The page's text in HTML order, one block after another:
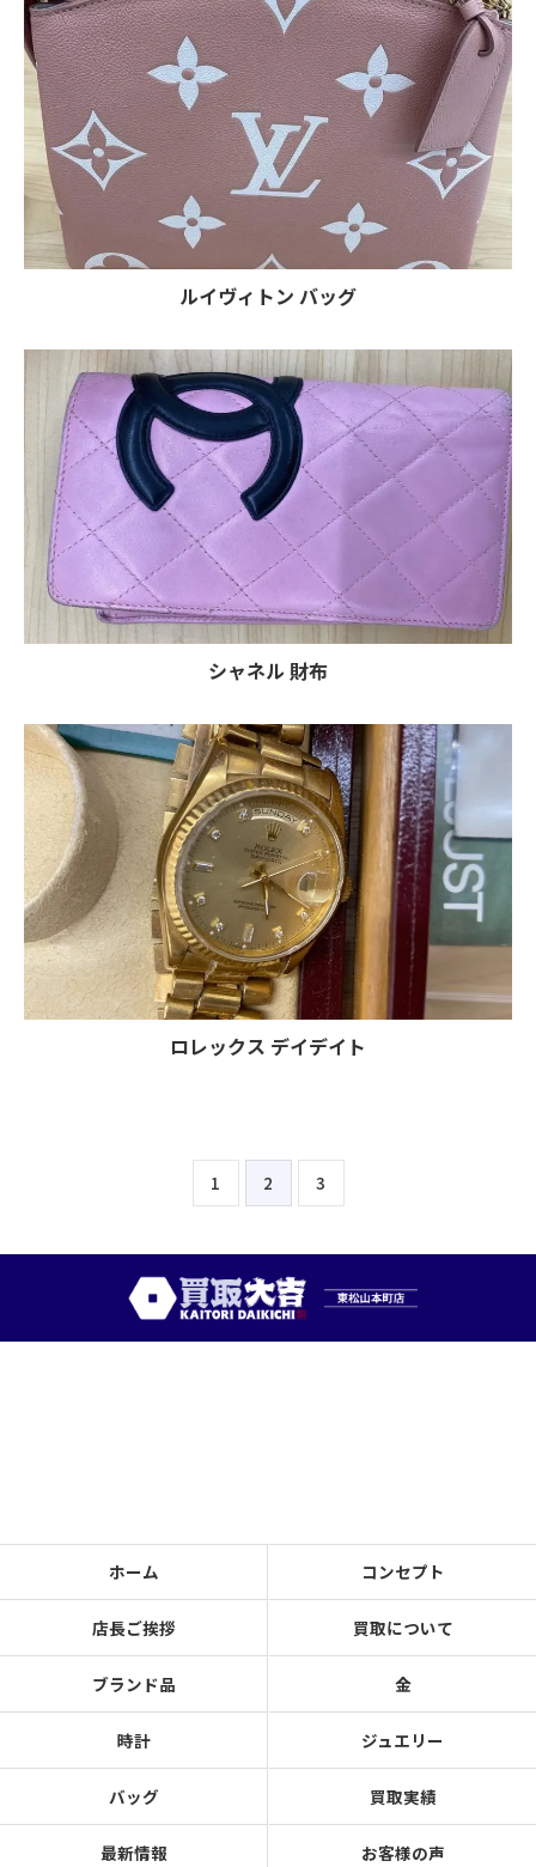
ルイヴィトン バッグ
シャネル 財布
ロレックス デイデイト
1 2 3
ホーム コンセプト
店長ご挨拶 買取について
ブランド品 金
時計 ジュエリー
バッグ 買取実績
最新情報 お客様の声